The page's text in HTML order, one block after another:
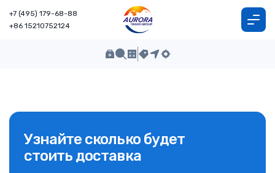
+7 (495) 179-68-88
+86 15210752124
Узнайте сколько будет
стоить доставка